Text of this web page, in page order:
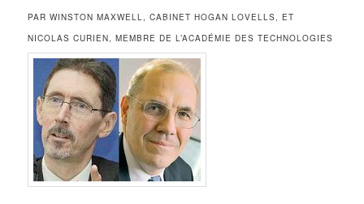
PAR WINSTON MAXWELL, CABINET HOGAN LOVELLS, ET
NICOLAS CURIEN, MEMBRE DE L’ACADÉMIE DES TECHNOLOGIES